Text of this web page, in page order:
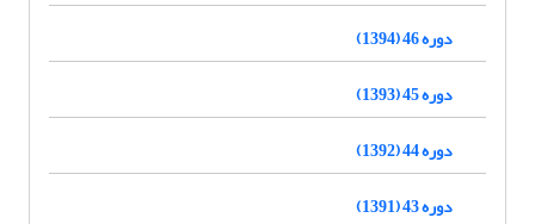
دوره 46 (1394)
دوره 45 (1393)
دوره 44 (1392)
دوره 43 (1391)